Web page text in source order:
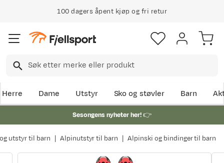
100 dagers åpent kjøp og fri retur
Herre Dame Utstyr Sko og støvler Barn
Sesongens nyheter her!👉
utstyr til barn Alpinutstyr til barn Alpinski og bindinger til barn